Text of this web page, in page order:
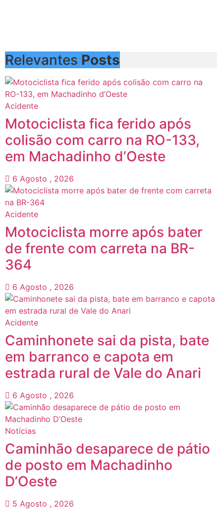
Relevantes Posts
Acidente
Motociclista fica ferido após
colisão com carro na RO-133,
em Machadinho d’Oeste
6 Agosto , 2026
Acidente
Motociclista morre após bater
de frente com carreta na BR-
364
6 Agosto , 2026
Acidente
Caminhonete sai da pista, bate
em barranco e capota em
estrada rural de Vale do Anari
6 Agosto , 2026
Notícias
Caminhão desaparece de pátio
de posto em Machadinho
D’Oeste
5 Agosto , 2026